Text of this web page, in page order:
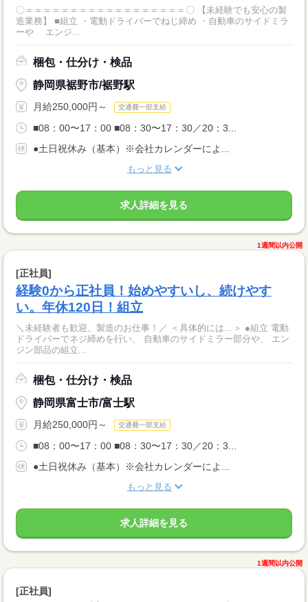
〇＝＝＝＝＝＝＝＝＝＝＝＝＝＝＝＝＝＝〇 【未経験でも安心の製
造業務】 ■組立 ・電動ドライバーでねじ締め ・自動車のサイドミラ
ーや エンジ...
梱包・仕分け・検品
静岡県裾野市/裾野駅
月給250,000円～ 交通費一部支給
■08：00〜17：00 ■08：30〜17：30／20：3...
●土日祝休み（基本）※会社カレンダーによ...
もっと見る
求人詳細を見る
1週間以内公開
[正社員]
経験0から正社員！始めやすいし、続けやす
い。年休120日！組立
＼未経験者も歓迎、製造のお仕事！／ ＜具体的には…＞ ●組立 電動
ドライバーでネジ締めを行い、 自動車のサイドミラー部分や、 エン
ジン部品の組立...
梱包・仕分け・検品
静岡県富士市/富士駅
月給250,000円～ 交通費一部支給
■08：00〜17：00 ■08：30〜17：30／20：3...
●土日祝休み（基本）※会社カレンダーによ...
もっと見る
求人詳細を見る
1週間以内公開
[正社員]